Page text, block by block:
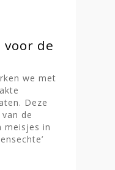
de
we met
Deze
de
meisjes in